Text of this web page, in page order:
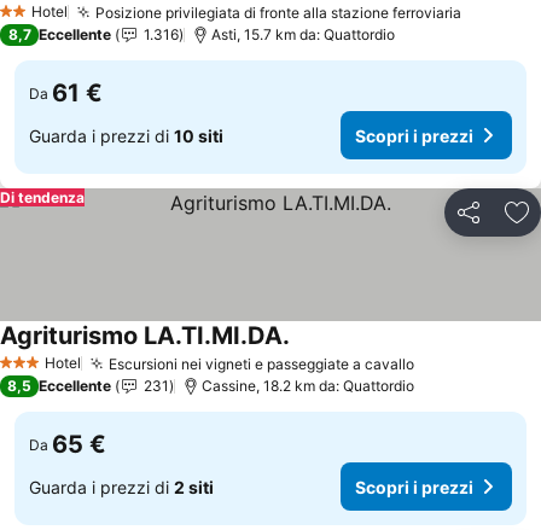
2 StelleHotel Posizione privilegiata di fronte alla stazione ferroviaria
8,7 Eccellente 1.316 Asti, 15.7 km da: Quattordio
Da 61 €
Guarda i prezzi di 10 siti Scopri i prezzi
Condividi
Di tendenza
3 StelleHotel Escursioni nei vigneti e passeggiate a cavalloScopri i
Agriturismo LA.TI.MI.DA.
8,5 Eccellente 231 Cassine, 18.2 km da: Quattordio
Da 65 €
Guarda i prezzi di 2 siti Scopri i prezzi